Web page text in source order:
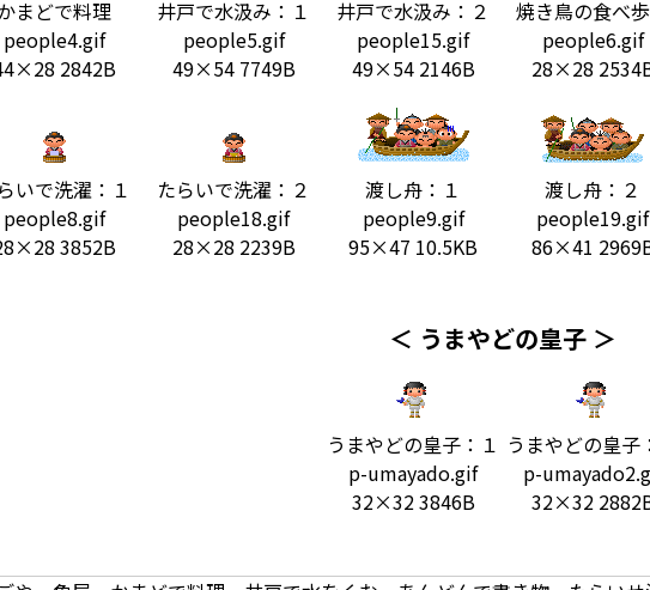
まどで料理
people4.gif
2842B
井戸で水汲み：１
people5.gif
49×54 7749B
井戸で水汲み：２
people15.gif
49×54 2146B
焼き鳥の食べ
people6.gif
28×28
いで洗濯：１
people8.gif
3852B
たらいで洗濯：２
people18.gif
28×28 2239B
渡し舟：１
people9.gif
95×47 10.5KB
渡し舟：２
people19.gif
86×41
＜ うまやどの皇子 ＞
うまやどの皇子：１
p-umayado.gif
32×32 3846B
うまやどの皇子
p-
32×32